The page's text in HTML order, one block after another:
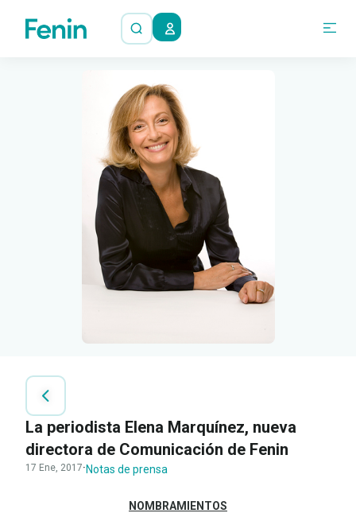
La periodista Elena Marquínez, nueva
directora de Comunicación de Fenin
17 Ene, 2017· Notas de prensa
NOMBRAMIENTOS